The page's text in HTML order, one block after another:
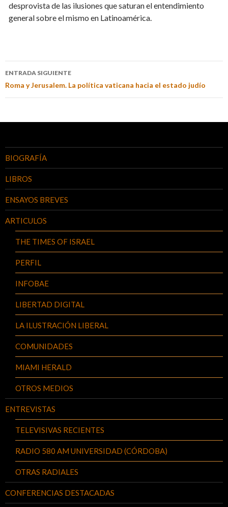
desprovista de las ilusiones que saturan el entendimiento
general sobre el mismo en Latinoamérica.
ENTRADA SIGUIENTE
Roma y Jerusalem. La política vaticana hacia el estado judío
BIOGRAFÍA
LIBROS
ENSAYOS BREVES
ARTICULOS
THE TIMES OF ISRAEL
PERFIL
INFOBAE
LIBERTAD DIGITAL
LA ILUSTRACIÓN LIBERAL
COMUNIDADES
MIAMI HERALD
OTROS MEDIOS
ENTREVISTAS
TELEVISIVAS RECIENTES
RADIO 580 AM UNIVERSIDAD (CÓRDOBA)
OTRAS RADIALES
CONFERENCIAS DESTACADAS